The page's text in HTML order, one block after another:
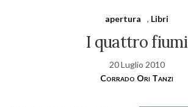
apertura , Libri
I quattro fiumi
20 Luglio 2010
Corrado Ori Tanzi